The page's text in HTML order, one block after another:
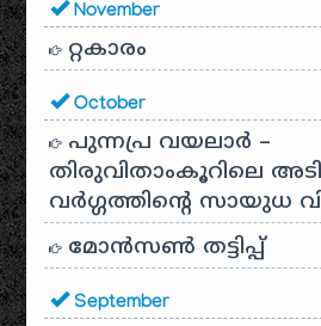
November
റ്റകാരം
October
പുന്നപ്ര വയലാർ –
തിരുവിതാംകൂറിലെ
വർഗ്ഗത്തിന്റെ സായുധ
മോൻസൺ തട്ടിപ്പ്
September